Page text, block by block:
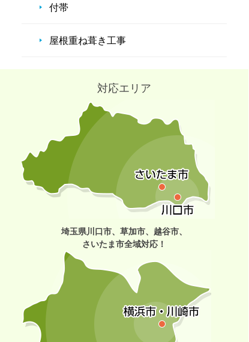
付帯
屋根重ね葺き工事
対応エリア
埼玉県川口市、草加市、越谷市、
さいたま市全域対応！